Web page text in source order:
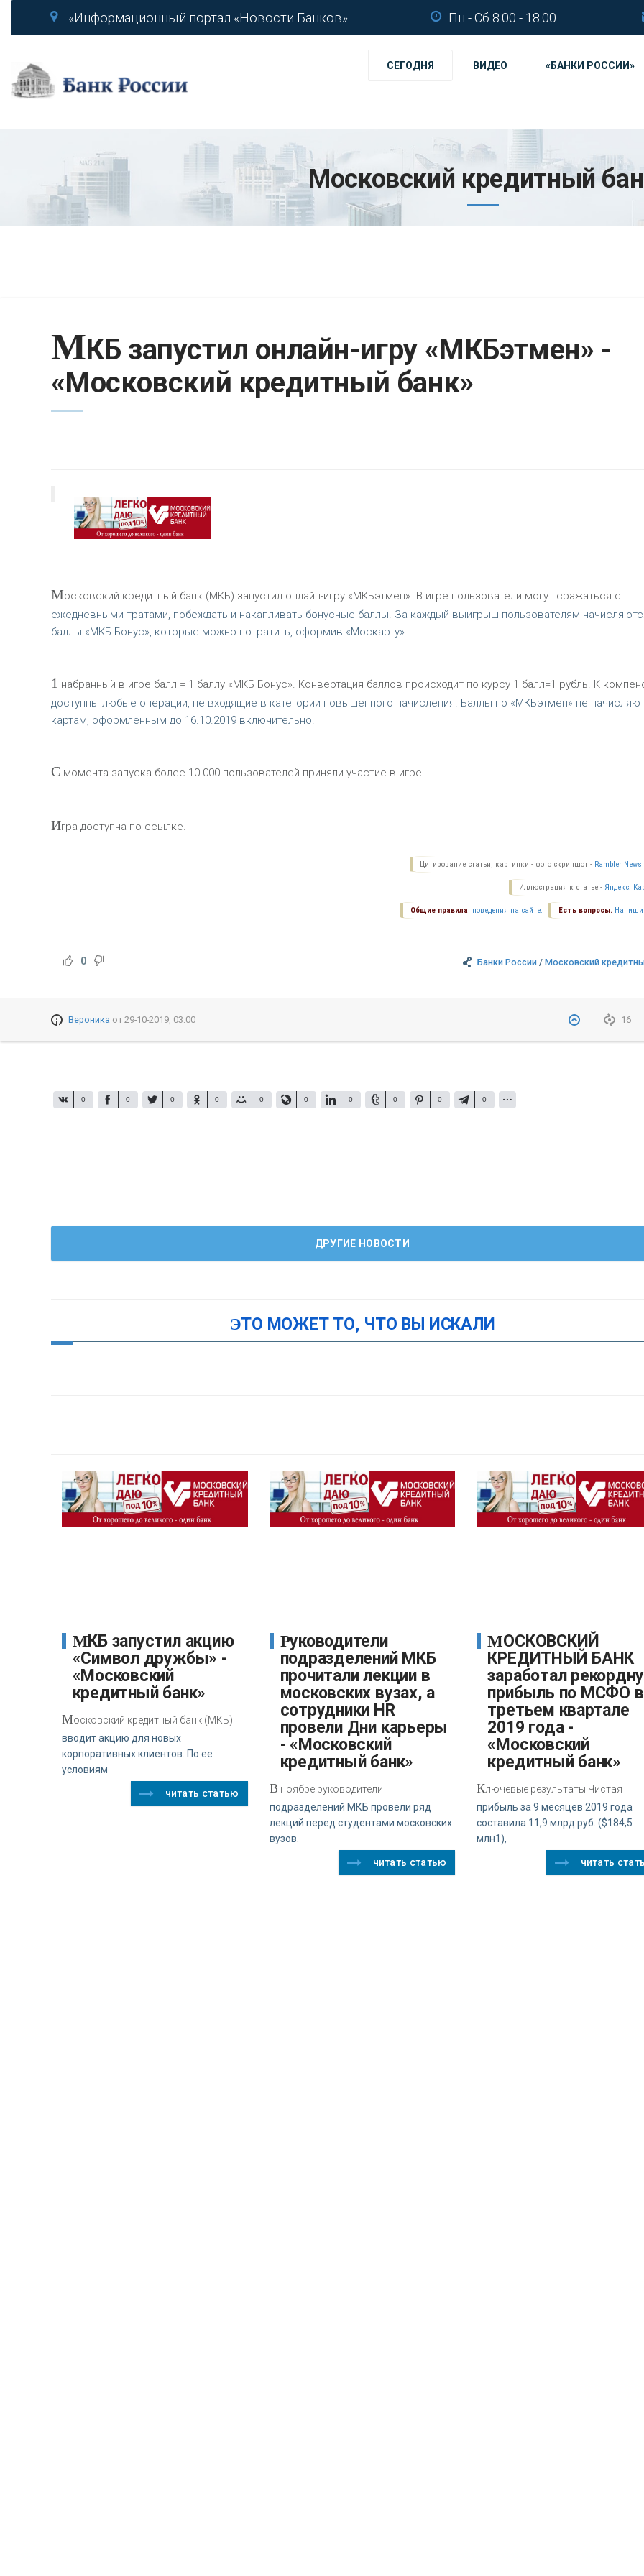
«Информационный портал «Новости Банков» Пн - Сб 8.00 - 18.00.
СЕГОДНЯ ВИДЕО «БАНКИ РОССИИ»
Московский кредитный
МКБ запустил онлайн-игру «МКБэтмен» -
«Московский кредитный банк»
Московский кредитный банк (МКБ) запустил онлайн-игру «МКБэтмен». В игре пользователи могут сражаться с
ежедневными тратами, побеждать и накапливать бонусные баллы. За каждый выигрыш пользователям
баллы «МКБ Бонус», которые можно потратить, оформив «Москарту».
1 набранный в игре балл = 1 баллу «МКБ Бонус». Конвертация баллов происходит по курсу 1 балл=1 рубль. К
доступны любые операции, не входящие в категории повышенного начисления. Баллы по «МКБэтмен» не
картам, оформленным до 16.10.2019 включительно.
Cмомента запуска более 10 000 пользователей приняли участие в игре.
Игра доступна по ссылке.
Цитирование статьи, картинки - фото скриншот - Rambler News
Иллюстрация к статье - Яндекс.
Есть вопросы.
Общие правила поведения на сайте.
Банки России /Московский
0
16
Вероника от 29-10-2019, 03:00
0 0 0 0 0 0 0 0 0 0
ДРУГИЕ НОВОСТИ
ЭТО МОЖЕТ ТО, ЧТО ВЫ ИСКАЛИ
МКБ запустил акцию
«Символ дружбы» -
«Московский
кредитный банк»
Московский кредитный банк (МКБ)
вводит акцию для новых
корпоративных клиентов. По ее
условиям
читать статью
Руководители
подразделений МКБ
прочитали лекции в
московских вузах, а
сотрудники HR
провели Дни карьеры
- «Московский
кредитный банк»
В ноябре руководители
подразделений МКБ провели ряд
лекций перед студентами московских
вузов.
читать статью
МОСКОВСКИЙ
КРЕДИТНЫЙ БАНК
заработал
прибыль по МСФО в
третьем квартале
2019 года -
«Московский
кредитный банк»
Ключевые результаты Чистая
прибыль за 9 месяцев 2019 года
составила 11,9 млрд руб. ($184,5
млн1),
читать